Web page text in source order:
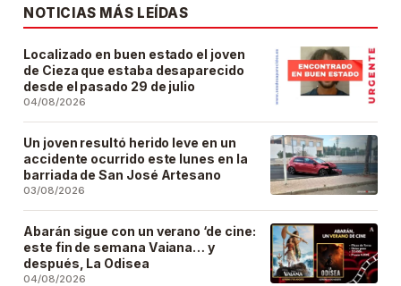
NOTICIAS MÁS LEÍDAS
Localizado en buen estado el joven
de Cieza que estaba desaparecido
desde el pasado 29 de julio
04/08/2026
Un joven resultó herido leve en un
accidente ocurrido este lunes en la
barriada de San José Artesano
03/08/2026
Abarán sigue con un verano ‘de cine:
este fin de semana Vaiana… y
después, La Odisea
04/08/2026